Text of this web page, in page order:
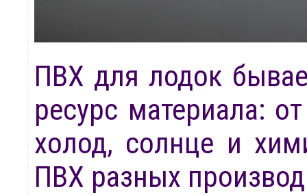
ПВХ для лодок
ресурс материала:
холод, солнце и
ПВХ разных